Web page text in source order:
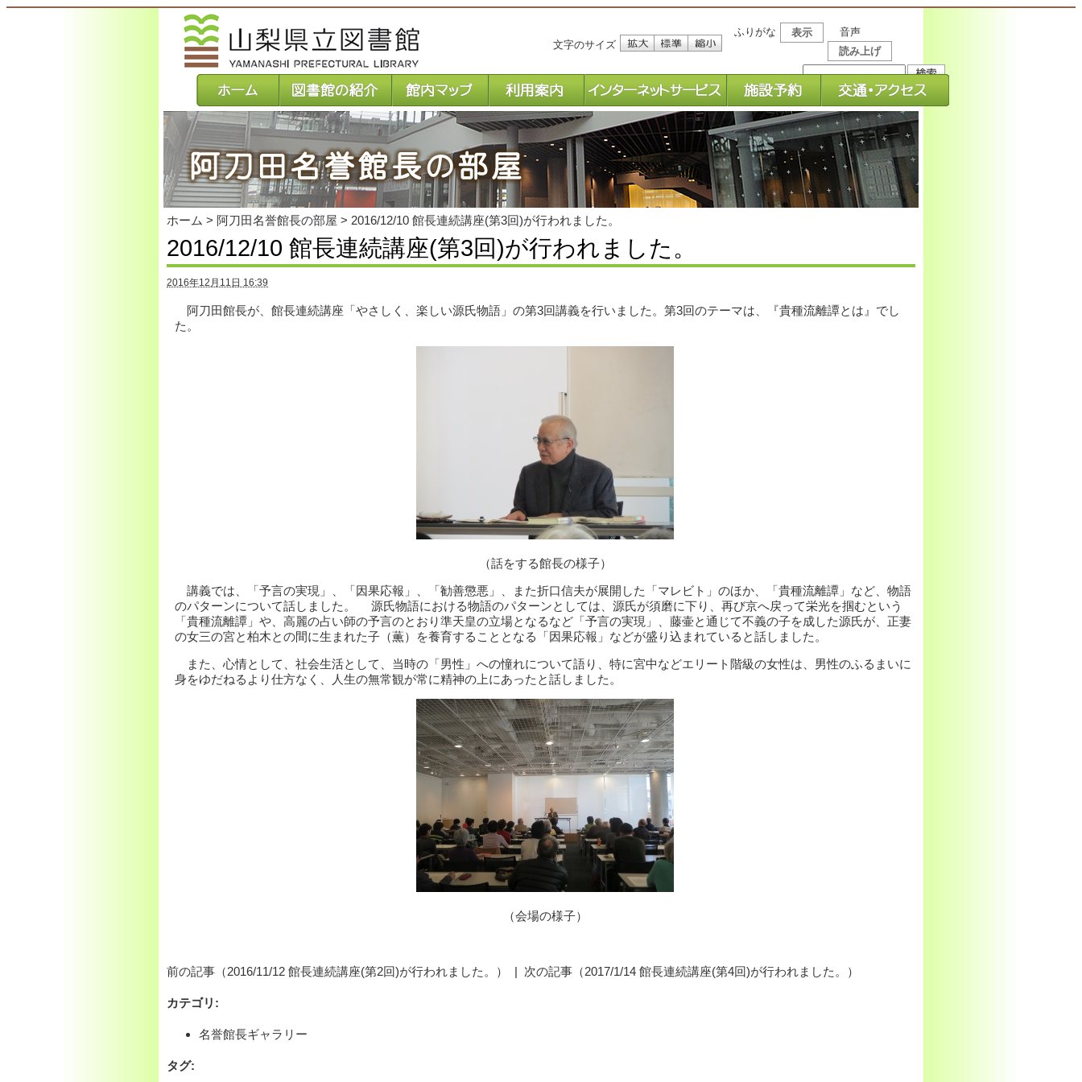
本
文
へ
ン
プ
文字のサイズ
ふりがな 表示
音声
読み上げ
Foreign Language サイトマップ
ホーム > 阿刀田名誉館長の部屋 > 2016/12/10 館長連続講座(第3回)が行われました。
2016/12/10 館長連続講座(第3回)が行われました。
2016年12月11日 16:39
阿刀田館長が、館長連続講座「やさしく、楽しい源氏物語」の第3回講義を行いました。第3回のテーマは、『貴種流離譚とは』でし
た。
（話をする館長の様子）
講義では、「予言の実現」、「因果応報」、「勧善懲悪」、また折口信夫が展開した「マレビト」のほか、「貴種流離譚」など、物語
のパターンについて話しました。 源氏物語における物語のパターンとしては、源氏が須磨に下り、再び京へ戻って栄光を掴むという
「貴種流離譚」や、高麗の占い師の予言のとおり準天皇の立場となるなど「予言の実現」、藤壷と通じて不義の子を成した源氏が、正妻
の女三の宮と柏木との間に生まれた子（薫）を養育することとなる「因果応報」などが盛り込まれていると話しました。
また、心情として、社会生活として、当時の「男性」への憧れについて語り、特に宮中などエリート階級の女性は、男性のふるまいに
身をゆだねるより仕方なく、人生の無常観が常に精神の上にあったと話しました。
（会場の様子）
前の記事（2016/11/12 館長連続講座(第2回)が行われました。） | 次の記事（2017/1/14 館長連続講座(第4回)が行われました。）
カテゴリ :
名誉館長ギャラリー
タグ: